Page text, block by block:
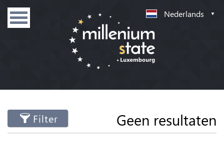
Nederlands
Filter Geen resultaten